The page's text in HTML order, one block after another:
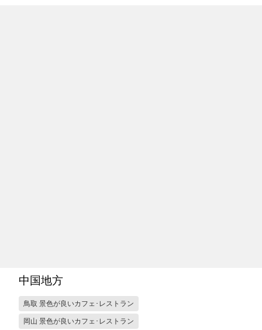
中国地方
鳥取 景色が良いカフェ･レストラン
岡山 景色が良いカフェ･レストラン